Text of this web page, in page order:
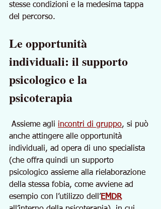
stesse condizioni e la medesima tappa
del percorso.
Le opportunità
individuali: il supporto
psicologico e la
psicoterapia
Assieme agli incontri di gruppo, si può
anche attingere alle opportunità
individuali, ad opera di uno specialista
(che offra quindi un supporto
psicologico assieme alla rielaborazione
della stessa fobia, come avviene ad
esempio con l’utilizzo dell’EMDR